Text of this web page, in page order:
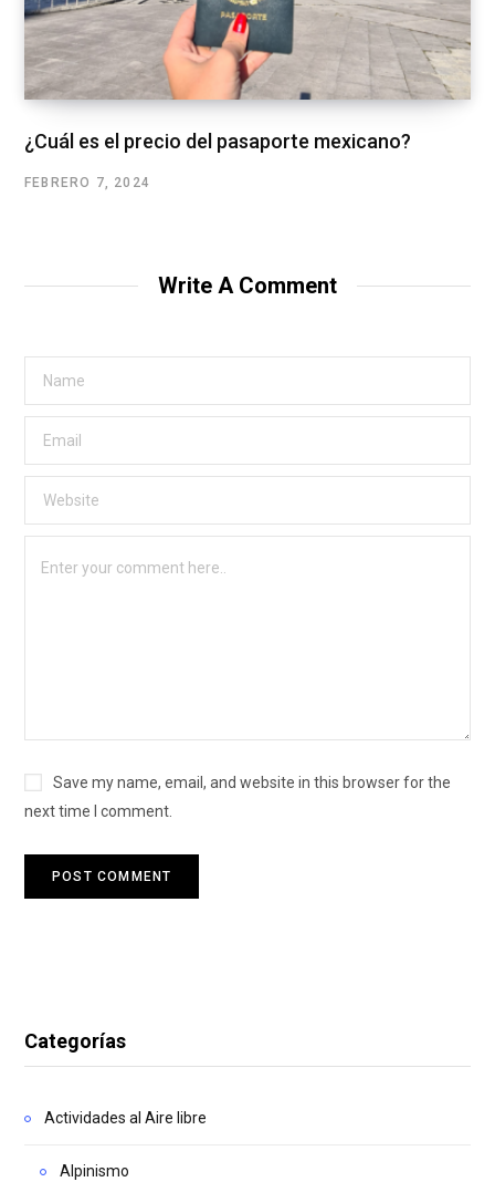
¿Cuál es el precio del pasaporte mexicano?
FEBRERO 7, 2024
Write A Comment
Save my name, email, and website in this browser for the
next time I comment.
Categorías
Actividades al Aire libre
Alpinismo